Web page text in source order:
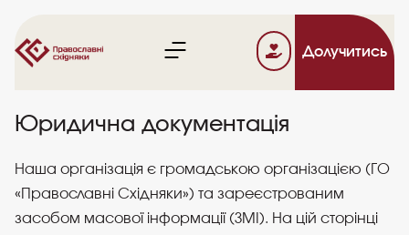
Долучитись
Юридична документація
Наша організація є громадською організацією (ГО
«Православні Східняки») та зареєстрованим
засобом масової інформації (ЗМІ). На цій сторінці